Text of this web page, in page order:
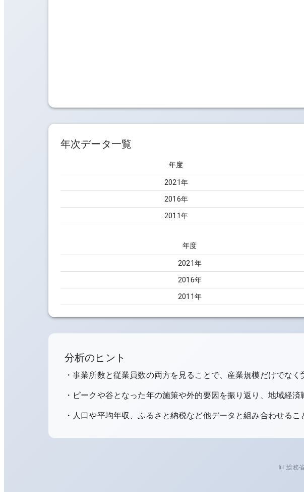
年次データ一覧
年度
2021年
2016年
2011年
年度
2021年
2016年
2011年
分析のヒント
・事業所数と従業員数の両方を見ることで、産業規模だけでなく
・ピークや谷となった年の施策や外的要因を振り返り、地域経済
・人口や平均年収、ふるさと納税など他データと組み合わせる
📊 総務